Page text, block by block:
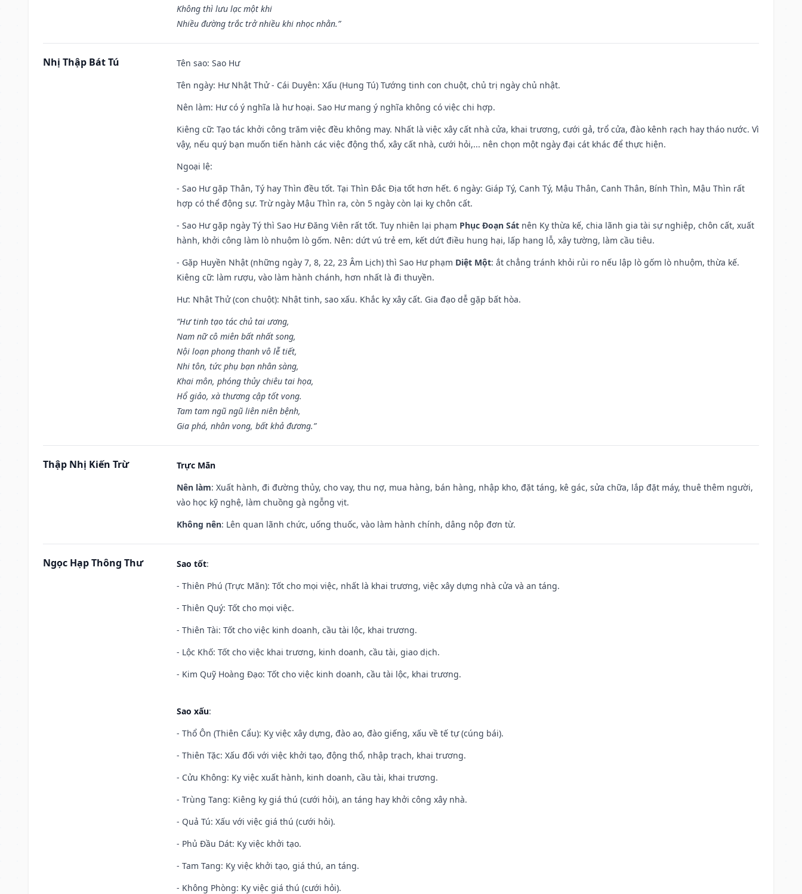
Không thì lưu lạc một khi
Nhiều đường trắc trở nhiều khi nhọc nhằn.”
Nhị Thập Bát Tú Tên sao: Sao Hư
Tên ngày: Hư Nhật Thử - Cái Duyên: Xấu (Hung Tú) Tướng tinh con chuột, chủ trị ngày chủ nhật.
Nên làm: Hư có ý nghĩa là hư hoại. Sao Hư mang ý nghĩa không có việc chi hợp.
Kiêng cữ: Tạo tác khởi công trăm việc đều không may. Nhất là việc xây cất nhà cửa, khai trương, cưới gả, trổ cửa, đào kênh rạch hay tháo nước. Vì
vậy, nếu quý bạn muốn tiến hành các việc động thổ, xây cất nhà, cưới hỏi,... nên chọn một ngày đại cát khác để thực hiện.
Ngoại lệ:
- Sao Hư gặp Thân, Tý hay Thìn đều tốt. Tại Thìn Đắc Địa tốt hơn hết. 6 ngày: Giáp Tý, Canh Tý, Mậu Thân, Canh Thân, Bính Thìn, Mậu Thìn rất
hợp có thể động sự. Trừ ngày Mậu Thìn ra, còn 5 ngày còn lại kỵ chôn cất.
- Sao Hư gặp ngày Tý thì Sao Hư Đăng Viên rất tốt. Tuy nhiên lại phạm Phục Đoạn Sát nên Kỵ thừa kế, chia lãnh gia tài sự nghiệp, chôn cất, xuất
hành, khởi công làm lò nhuộm lò gốm. Nên: dứt vú trẻ em, kết dứt điều hung hại, lấp hang lỗ, xây tường, làm cầu tiêu.
- Gặp Huyền Nhật (những ngày 7, 8, 22, 23 Âm Lịch) thì Sao Hư phạm Diệt Một: ắt chẳng tránh khỏi rủi ro nếu lập lò gốm lò nhuộm, thừa kế.
Kiêng cữ: làm rượu, vào làm hành chánh, hơn nhất là đi thuyền.
Hư: Nhật Thử (con chuột): Nhật tinh, sao xấu. Khắc kỵ xây cất. Gia đạo dễ gặp bất hòa.
“Hư tinh tạo tác chủ tai ương,
Nam nữ cô miên bất nhất song,
Nội loạn phong thanh vô lễ tiết,
Nhi tôn, tức phụ bạn nhân sàng,
Khai môn, phóng thủy chiêu tai họa,
Hổ giảo, xà thương cập tốt vong.
Tam tam ngũ ngũ liên niên bệnh,
Gia phá, nhân vong, bất khả đương.”
Thập Nhị Kiến Trừ
Trực Mãn
Nên làm: Xuất hành, đi đường thủy, cho vay, thu nợ, mua hàng, bán hàng, nhập kho, đặt táng, kê gác, sửa chữa, lắp đặt máy, thuê thêm người,
vào học kỹ nghệ, làm chuồng gà ngỗng vịt.
Không nên: Lên quan lãnh chức, uống thuốc, vào làm hành chính, dâng nộp đơn từ.
Ngọc Hạp Thông Thư Sao tốt:
- Thiên Phú (Trực Mãn): Tốt cho mọi việc, nhất là khai trương, việc xây dựng nhà cửa và an táng.
- Thiên Quý: Tốt cho mọi việc.
- Thiên Tài: Tốt cho việc kinh doanh, cầu tài lộc, khai trương.
- Lộc Khố: Tốt cho việc khai trương, kinh doanh, cầu tài, giao dịch.
- Kim Quỹ Hoàng Đạo: Tốt cho việc kinh doanh, cầu tài lộc, khai trương.
Sao xấu:
- Thổ Ôn (Thiên Cẩu): Kỵ việc xây dựng, đào ao, đào giếng, xấu về tế tự (cúng bái).
- Thiên Tặc: Xấu đối với việc khởi tạo, động thổ, nhập trạch, khai trương.
- Cửu Không: Kỵ việc xuất hành, kinh doanh, cầu tài, khai trương.
- Trùng Tang: Kiêng kỵ giá thú (cưới hỏi), an táng hay khởi công xây nhà.
- Quả Tú: Xấu với việc giá thú (cưới hỏi).
- Phủ Đầu Dát: Kỵ việc khởi tạo.
- Tam Tang: Kỵ việc khởi tạo, giá thú, an táng.
- Không Phòng: Kỵ việc giá thú (cưới hỏi).